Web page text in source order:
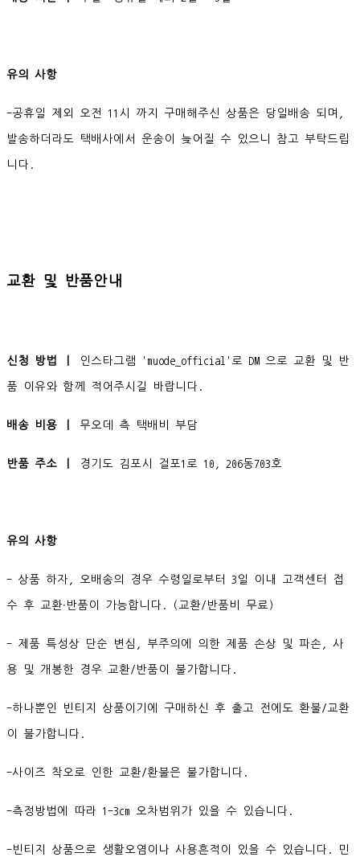
유의 사항
-공휴일 제외 오전 11시 까지 구매해주신 상품은 당일배송 되며,
발송하더라도 택배사에서 운송이 늦어질 수 있으니 참고 부탁드립
니다.
교환 및 반품안내
신청 방법 ㅣ 인스타그램 'muode_official'로 DM 으로 교환 및 반
품 이유와 함께 적어주시길 바랍니다.
배송 비용 ㅣ 무오데 측 택배비 부담
반품 주소 ㅣ 경기도 김포시 걸포1로 10, 206동703호
유의 사항
- 상품 하자, 오배송의 경우 수령일로부터 3일 이내 고객센터 접
수 후 교환∙반품이 가능합니다. (교환/반품비 무료)
- 제품 특성상 단순 변심, 부주의에 의한 제품 손상 및 파손, 사
용 및 개봉한 경우 교환/반품이 불가합니다.
-하나뿐인 빈티지 상품이기에 구매하신 후 출고 전에도 환불/교환
이 불가합니다.
-사이즈 착오로 인한 교환/환불은 불가합니다.
-측정방법에 따라 1-3cm 오차범위가 있을 수 있습니다.
-빈티지 상품으로 생활오염이나 사용흔적이 있을 수 있습니다. 민